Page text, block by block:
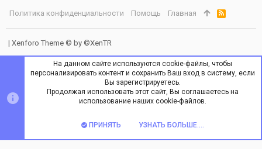
Политика конфиденциальности
Помощь Главная
R
S
S
| Xenforo Theme © by ©XenTR
На данном сайте используются cookie-файлы, чтобы
персонализировать контент и сохранить Ваш вход в систему, если
Вы зарегистрируетесь.
Продолжая использовать этот сайт, Вы соглашаетесь на
использование наших cookie-файлов.
ПРИНЯТЬ УЗНАТЬ БОЛЬШЕ....